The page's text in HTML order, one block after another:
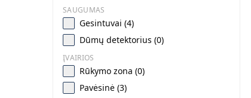
SAUGUMAS
Gesintuvai (4)
Dūmų detektorius (0)
ĮVAIRIOS
Rūkymo zona (0)
Pavėsinė (3)